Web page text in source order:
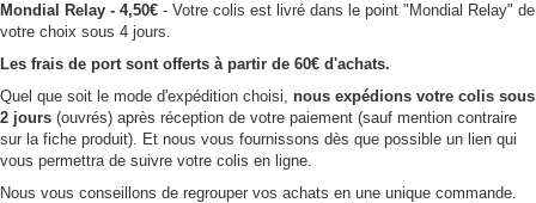
Mondial Relay - 4,50€ - Votre colis est livré dans le point "Mondial Relay" de
votre choix sous 4 jours.
Les frais de port sont offerts à partir de 60€ d'achats.
Quel que soit le mode d'expédition choisi, nous expédions votre colis sous
2 jours (ouvrés) après réception de votre paiement (sauf mention contraire
sur la fiche produit). Et nous vous fournissons dès que possible un lien qui
vous permettra de suivre votre colis en ligne.
Nous vous conseillons de regrouper vos achats en une unique commande.